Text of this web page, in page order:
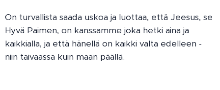
On turvallista saada uskoa ja luottaa, että Jeesus, se
Hyvä Paimen, on kanssamme joka hetki aina ja
kaikkialla, ja että hänellä on kaikki valta edelleen -
niin taivaassa kuin maan päällä.